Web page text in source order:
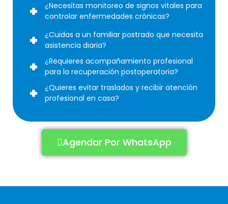
¿Necesitas monitoreo de signos vitales para
controlar enfermedades crónicas?
¿Cuidas a un familiar postrado que necesita
asistencia diaria?
¿Requieres acompañamiento profesional
para la recuperación postoperatoria?
¿Quieres evitar traslados y recibir atención
profesional en casa?
Agendar Por WhatsApp